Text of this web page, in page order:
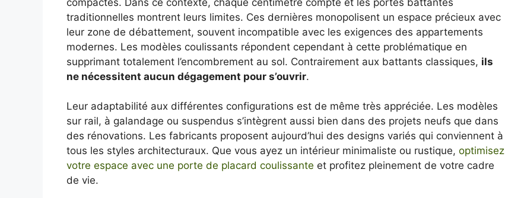
traditionnelles montrent leurs limites. Ces dernières monopolisent un espace précieux avec
leur zone de débattement, souvent incompatible avec les exigences des appartements
modernes. Les modèles coulissants répondent cependant à cette problématique en
supprimant totalement l’encombrement au sol. Contrairement aux battants classiques, ils
ne nécessitent aucun dégagement pour s’ouvrir.
Leur adaptabilité aux différentes configurations est de même très appréciée. Les modèles
sur rail, à galandage ou suspendus s’intègrent aussi bien dans des projets neufs que dans
des rénovations. Les fabricants proposent aujourd’hui des designs variés qui conviennent à
tous les styles architecturaux. Que vous ayez un intérieur minimaliste ou rustique, optimisez
votre espace avec une porte de placard coulissante et profitez pleinement de votre cadre
de vie.